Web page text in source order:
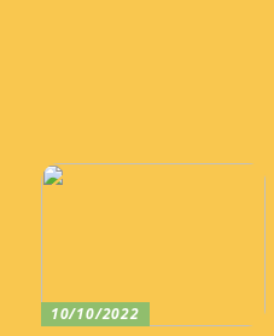
10/10/2022